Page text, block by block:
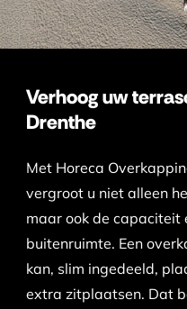
Verhoog uw
Drenthe
Met Horeca
vergroot u niet alleen
maar ook de capaciteit
buitenruimte. Een
kan, slim ingedeeld,
extra zitplaatsen. Dat